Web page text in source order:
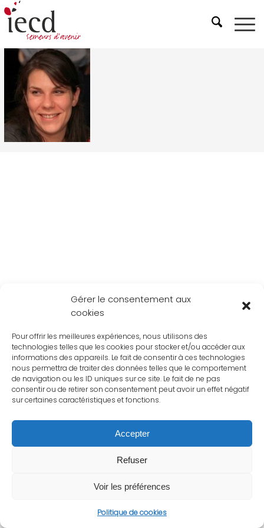
Gérer le consentement aux
cookies
Pour offrir les meilleures expériences, nous utilisons des
technologies telles que les cookies pour stocker et/ou accéder aux
informations des appareils. Le fait de consentir à ces technologies
nous permettra de traiter des données telles que le comportement
de navigation ou les ID uniques sur ce site. Le fait de ne pas
consentir ou de retirer son consentement peut avoir un effet négatif
sur certaines caractéristiques et fonctions.
Accepter
Refuser
Voir les préférences
Politique de cookies